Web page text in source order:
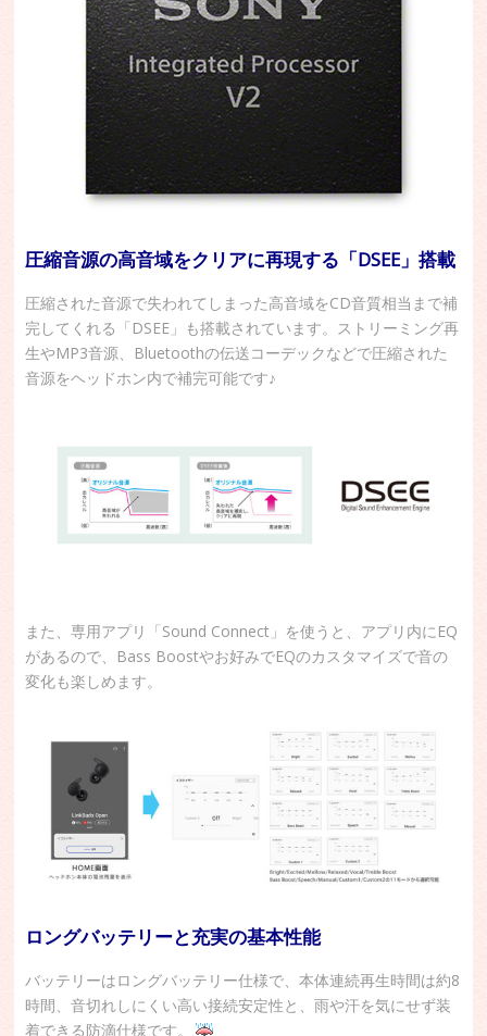
圧縮音源の高音域をクリアに再現する「DSEE」搭載
圧縮された音源で失われてしまった高音域をCD音質相当まで補
完してくれる「DSEE」も搭載されています。ストリーミング再
生やMP3音源、Bluetoothの伝送コーデックなどで圧縮された
音源をヘッドホン内で補完可能です♪
また、専用アプリ「Sound Connect」を使うと、アプリ内にEQ
があるので、Bass Boostやお好みでEQのカスタマイズで音の
変化も楽しめます。
ロングバッテリーと充実の基本性能
バッテリーはロングバッテリー仕様で、本体連続再生時間は約8
時間、音切れしにくい高い接続安定性と、雨や汗を気にせず装
着できる防滴仕様です。